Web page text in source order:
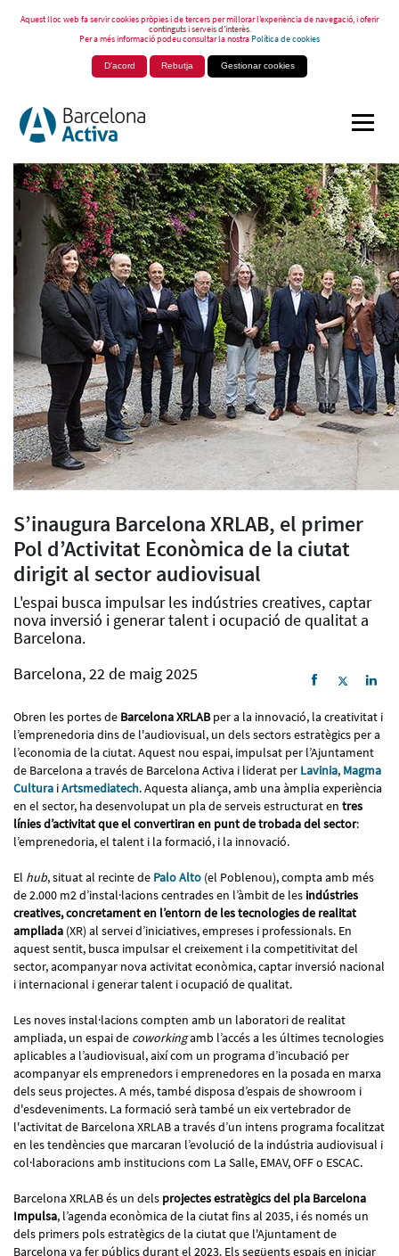
Aquest lloc web fa servir cookies pròpies i de tercers per millorar l’experiència de navegació, i oferir
continguts i serveis d’interès.
Per a més informació podeu consultar la nostraPolítica de cookies
D'acord Rebutja Gestionar cookies
S’inaugura Barcelona XRLAB, el primer
Pol d’Activitat Econòmica de la ciutat
dirigit al sector audiovisual
L'espai busca impulsar les indústries creatives, captar
nova inversió i generar talent i ocupació de qualitat a
Barcelona.
Barcelona, 22 de maig 2025
Obren les portes de Barcelona XRLABper a la innovació, la creativitat i
l’emprenedoria dins de l'audiovisual, un dels sectors estratègics per a
l’economia de la ciutat. Aquest nou espai, impulsat per l’Ajuntament
de Barcelona a través de Barcelona Activa i liderat per Lavinia, Magma
Cultura iArtsmediatech. Aquesta aliança, amb una àmplia experiència
en el sector, ha desenvolupat un pla de serveis estructurat en tres
línies d’activitat que el convertiran en punt de trobada del sector:
l’emprenedoria, el talent i la formació, i la innovació.
El hub, situat al recinte de Palo Alto (el Poblenou), compta amb més
de 2.000 m2 d’instal·lacions centrades en l’àmbit de les indústries
creatives, concretament en l’entorn de les tecnologies de realitat
ampliada (XR) al servei d’iniciatives, empreses i professionals. En
aquest sentit, busca impulsar el creixement i la competitivitat del
sector, acompanyar nova activitat econòmica, captar inversió nacional
i internacional i generar talent i ocupació de qualitat.
Les noves instal·lacions compten amb un laboratori de realitat
ampliada, un espai de coworkingamb l’accés a les últimes tecnologies
aplicables a l’audiovisual, així com un programa d’incubació per
acompanyar els emprenedors i emprenedores en la posada en marxa
dels seus projectes. A més, també disposa d’espais de showroom i
d'esdeveniments. La formació serà també un eix vertebrador de
l'activitat de Barcelona XRLAB a través d’un intens programa focalitzat
en les tendències que marcaran l’evolució de la indústria audiovisual i
col·laboracions amb institucions com La Salle, EMAV, OFF o ESCAC.
Barcelona XRLAB és un dels projectes estratègics del pla Barcelona
Impulsa, l’agenda econòmica de la ciutat fins al 2035, i és només un
dels primers pols estratègics de la ciutat que l'Ajuntament de
Barcelona va fer públics durant el 2023. Els següents espais en iniciar